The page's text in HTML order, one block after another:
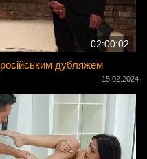
02:00:02
дубляжем
15.02.2024